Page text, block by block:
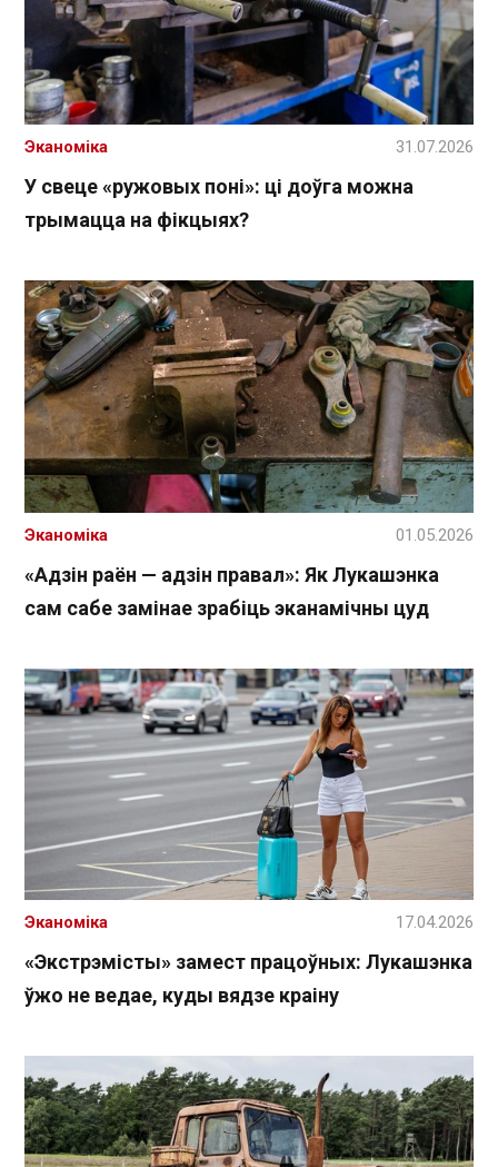
У свеце «ружовых поні»: ці доўга можна
трымацца на фікцыях?
Эканоміка 31.07.2026
«Адзін раён — адзін правал»: Як Лукашэнка
сам сабе замінае зрабіць эканамічны цуд
Эканоміка 01.05.2026
«Экстрэмісты» замест працоўных: Лукашэнка
ўжо не ведае, куды вядзе краіну
Эканоміка 17.04.2026